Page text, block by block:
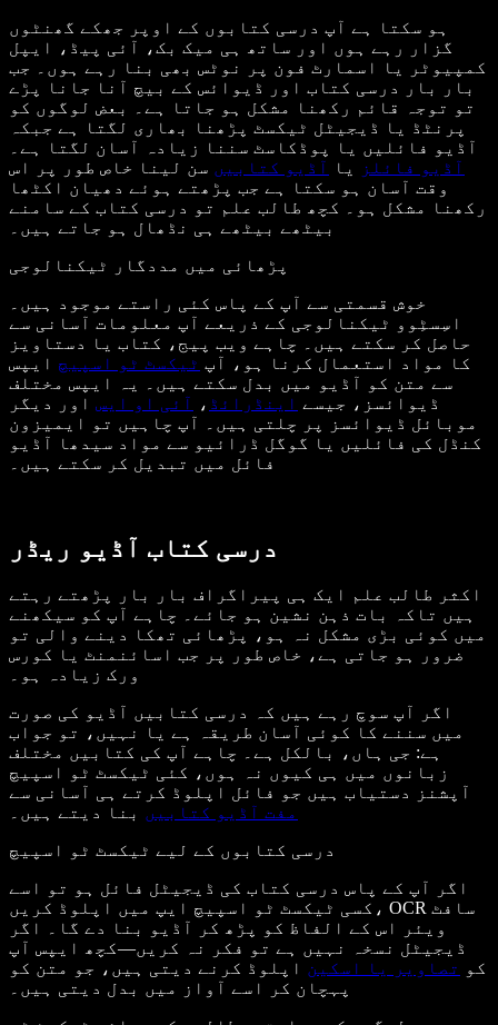
ہو سکتا ہے آپ درسی کتابوں کے اوپر جھکے گھنٹوں
گزار رہے ہوں اور ساتھ ہی میک بک، آئی پیڈ، ایپل
کمپیوٹر یا اسمارٹ فون پر نوٹس بھی بنا رہے ہوں۔ جب
بار بار درسی کتاب اور ڈیوائس کے بیچ آنا جانا پڑے
تو توجہ قائم رکھنا مشکل ہو جاتا ہے۔ بعض لوگوں کو
پرنٹڈ یا ڈیجیٹل ٹیکسٹ پڑھنا بھاری لگتا ہے جبکہ
آڈیو فائلیں یا پوڈکاسٹ سننا زیادہ آسان لگتا ہے۔
آڈیو فائلز
یا آڈیو کتابیں سن لینا خاص طور پر اس
وقت آسان ہو سکتا ہے جب پڑھتے ہوئے دھیان اکٹھا
رکھنا مشکل ہو۔ کچھ طالب علم تو درسی کتاب کے سامنے
بیٹھے بیٹھے ہی نڈھال ہو جاتے ہیں۔
پڑھائی میں مددگار ٹیکنالوجی
خوش قسمتی سے آپ کے پاس کئی راستے موجود ہیں۔
اسِسٹِوو ٹیکنالوجی کے ذریعے آپ معلومات آسانی سے
حاصل کر سکتے ہیں۔ چاہے ویب پیج، کتاب یا دستاویز
کا مواد استعمال کرنا ہو، آپ ٹیکسٹ ٹو اسپیچ ایپس
سے متن کو آڈیو میں بدل سکتے ہیں۔ یہ ایپس مختلف
ڈیوائسز، جیسے اینڈرائڈ ، آئی او ایس اور دیگر
موبائل ڈیوائسز پر چلتی ہیں۔ آپ چاہیں تو ایمیزون
کنڈل کی فائلیں یا گوگل ڈرائیو سے مواد سیدھا آڈیو
فائل میں تبدیل کر سکتے ہیں۔
درسی کتاب آڈیو ریڈر
اکثر طالب علم ایک ہی پیراگراف بار بار پڑھتے رہتے
ہیں تاکہ بات ذہن نشین ہو جائے۔ چاہے آپ کو سیکھنے
میں کوئی بڑی مشکل نہ ہو، پڑھائی تھکا دینے والی تو
ضرور ہو جاتی ہے، خاص طور پر جب اسائنمنٹ یا کورس
ورک زیادہ ہو۔
اگر آپ سوچ رہے ہیں کہ درسی کتابیں آڈیو کی صورت
میں سننے کا کوئی آسان طریقہ ہے یا نہیں، تو جواب
ہے: جی ہاں، بالکل ہے۔ چاہے آپ کی کتابیں مختلف
زبانوں میں ہی کیوں نہ ہوں، کئی ٹیکسٹ ٹو اسپیچ
آپشنز دستیاب ہیں جو فائل اپلوڈ کرتے ہی آسانی سے
مفت آڈیو کتابیں بنا دیتے ہیں۔
درسی کتابوں کے لیے ٹیکسٹ ٹو اسپیچ
اگر آپ کے پاس درسی کتاب کی ڈیجیٹل فائل ہو تو اسے
کسی ٹیکسٹ ٹو اسپیچ ایپ میں اپلوڈ کریں، OCR سافٹ
ویئر اس کے الفاظ کو پڑھ کر آڈیو بنا دے گا۔ اگر
ڈیجیٹل نسخہ نہیں ہے تو فکر نہ کریں—کچھ ایپس آپ
کو تصاویر یا اسکین اپلوڈ کرنے دیتی ہیں، جو متن کو
پہچان کر اسے آواز میں بدل دیتی ہیں۔